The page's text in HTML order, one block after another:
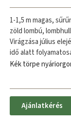
1-1,5 m magas,
zöld lombú,
Virágzása július
idő alatt
Kék törpe
Ajánlatkérés